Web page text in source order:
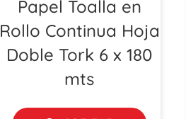
Papel Toalla en
Rollo Continua Hoja
Doble Tork 6 x 180
mts